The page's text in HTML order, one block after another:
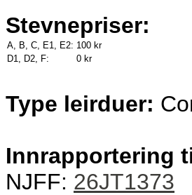
Stevnepriser:
A, B, C, E1, E2: 100 kr
D1, D2, F:
0 kr
Type leirduer:
Innrapportering
NJFF: 26JT1373